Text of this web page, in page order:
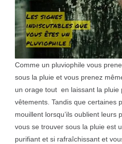
Comme un pluviophile vous
sous la pluie et vous prenez
un orage tout en laissant la pluie
vêtements. Tandis que certaines
mouillent lorsqu’ils oublient leurs
vous se trouver sous la pluie est
purifiant et si rafraîchissant et